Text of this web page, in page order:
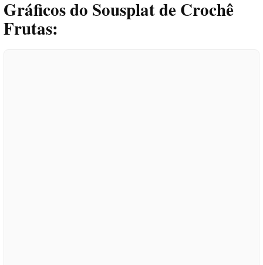
Gráficos do Sousplat de Crochê
Frutas: